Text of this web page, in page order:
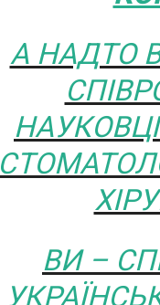
А НАДТО
ВИ –